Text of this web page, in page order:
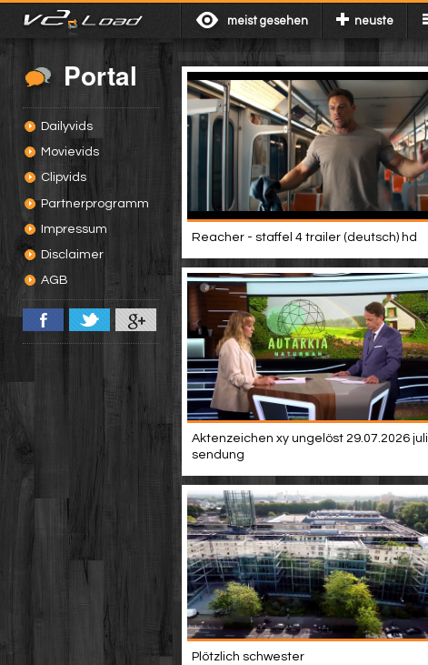
meist gesehen neuste
Portal
Dailyvids
Movievids
Clipvids
Partnerprogramm
Impressum
Disclaimer
AGB
Reacher - staffel 4 trailer (deutsch) hd
Aktenzeichen xy ungelöst 29.07.2026 juli
sendung
Plötzlich schwester